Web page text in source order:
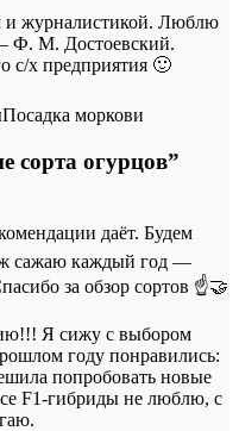
и журналистикой. Люблю
Ф. М. Достоевский.
с/х предприятия 🙂
моркови
сорта огурцов”
даёт. Будем
сажаю каждый год —
за обзор сортов ☝🤝
Я сижу с выбором
году понравились:
попробовать новые
F1-гибриды не люблю, с